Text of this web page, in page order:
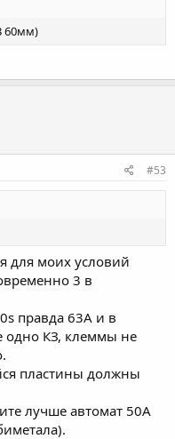
60мм)
#53
для моих условий
3 в
правда 63А и в
одно КЗ, клеммы не
пластины должны
лучше автомат 50А